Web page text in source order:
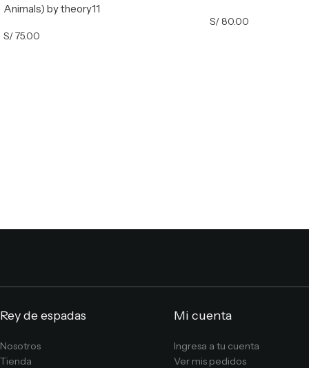
Animals) by theory11
S/75.00
S/80.00
Rey de espadas
Nosotros
Tienda
Mi cuenta
Ingresa a tu cuenta
Ver mis pedidos